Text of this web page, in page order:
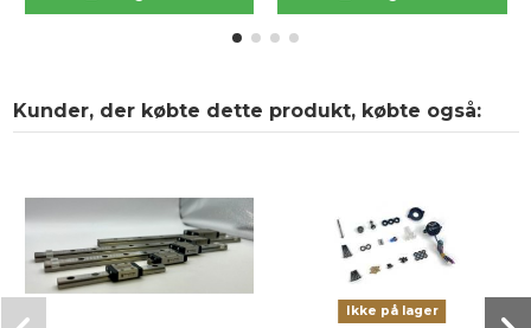
Kunder, der købte dette produkt, købte også:
Ikke på lager